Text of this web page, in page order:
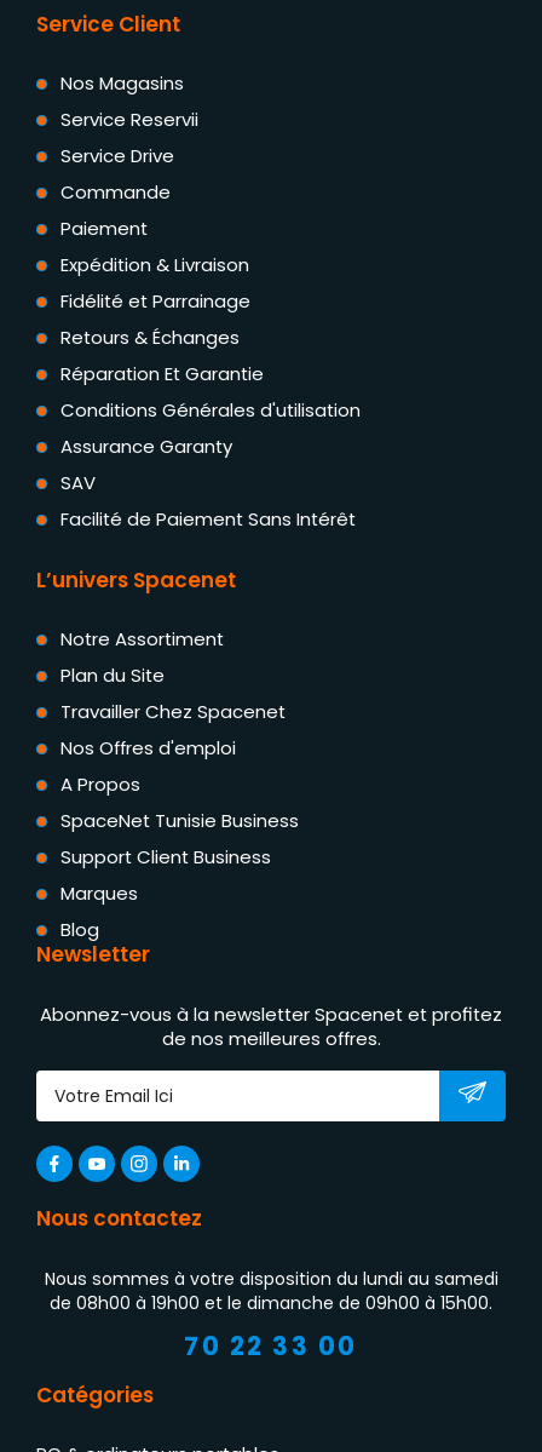
Service Client
Nos Magasins
Service Reservii
Service Drive
Commande
Paiement
Expédition & Livraison
Fidélité et Parrainage
Retours & Échanges
Réparation Et Garantie
Conditions Générales d'utilisation
Assurance Garanty
SAV
Facilité de Paiement Sans Intérêt
L’univers Spacenet
Notre Assortiment
Plan du Site
Travailler Chez Spacenet
Nos Offres d'emploi
A Propos
SpaceNet Tunisie Business
Support Client Business
Marques
Blog
Newsletter
Abonnez-vous à la newsletter Spacenet et profitez
de nos meilleures offres.
Nous contactez
Nous sommes à votre disposition du lundi au samedi
de 08h00 à 19h00 et le dimanche de 09h00 à 15h00.
70 22 33 00
Catégories